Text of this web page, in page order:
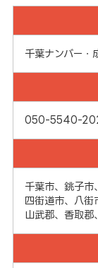
千葉ナンバー・
050-5540-
千葉市、銚子市
四街道市、八街
山武郡、香取郡